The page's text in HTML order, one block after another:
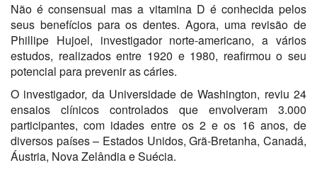
Não é consensual mas a vitamina D é conhecida pelos
seus benefícios para os dentes. Agora, uma revisão de
Phillipe Hujoel, investigador norte-americano, a vários
estudos, realizados entre 1920 e 1980, reafirmou o seu
potencial para prevenir as cáries.
O investigador, da Universidade de Washington, reviu 24
ensaios clínicos controlados que envolveram 3.000
participantes, com idades entre os 2 e os 16 anos, de
diversos países – Estados Unidos, Grã-Bretanha, Canadá,
Áustria, Nova Zelândia e Suécia.